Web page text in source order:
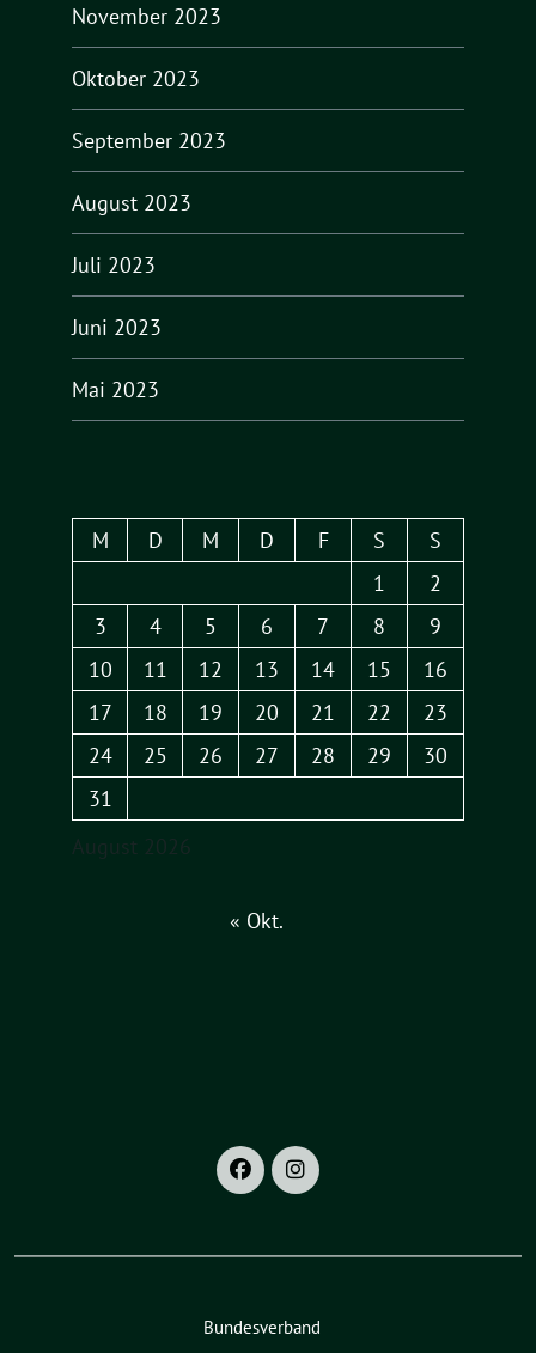
November 2023
Oktober 2023
September 2023
August 2023
Juli 2023
Juni 2023
Mai 2023
August 2026
M D M D F S
S
1
2
3
4 5 6 7 8
9
10
11 12 13 14 15
16
17
18 19 20 21 22
23
24
25 26 27 28 29
30
31
« Okt.
Bundesverband